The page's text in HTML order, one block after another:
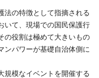
法の特徴として指摘される
いて、現場での国民保護行
の役割は極めて大きいもの
ンパワーが基礎自治体側に
規模なイベントを開催する